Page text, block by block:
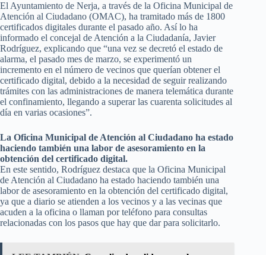
El Ayuntamiento de Nerja, a través de la Oficina Municipal de
Atención al Ciudadano (OMAC), ha tramitado más de 1800
certificados digitales durante el pasado año. Así lo ha
informado el concejal de Atención a la Ciudadanía, Javier
Rodríguez, explicando que “una vez se decretó el estado de
alarma, el pasado mes de marzo, se experimentó un
incremento en el número de vecinos que querían obtener el
certificado digital, debido a la necesidad de seguir realizando
trámites con las administraciones de manera telemática durante
el confinamiento, llegando a superar las cuarenta solicitudes al
día en varias ocasiones”.
La Oficina Municipal de Atención al Ciudadano ha estado
haciendo también una labor de asesoramiento en la
obtención del certificado digital.
En este sentido, Rodríguez destaca que la Oficina Municipal
de Atención al Ciudadano ha estado haciendo también una
labor de asesoramiento en la obtención del certificado digital,
ya que a diario se atienden a los vecinos y a las vecinas que
acuden a la oficina o llaman por teléfono para consultas
relacionadas con los pasos que hay que dar para solicitarlo.